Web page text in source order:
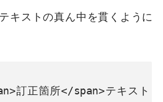
キストの真ん中を貫くように
訂正箇所</span>テキスト